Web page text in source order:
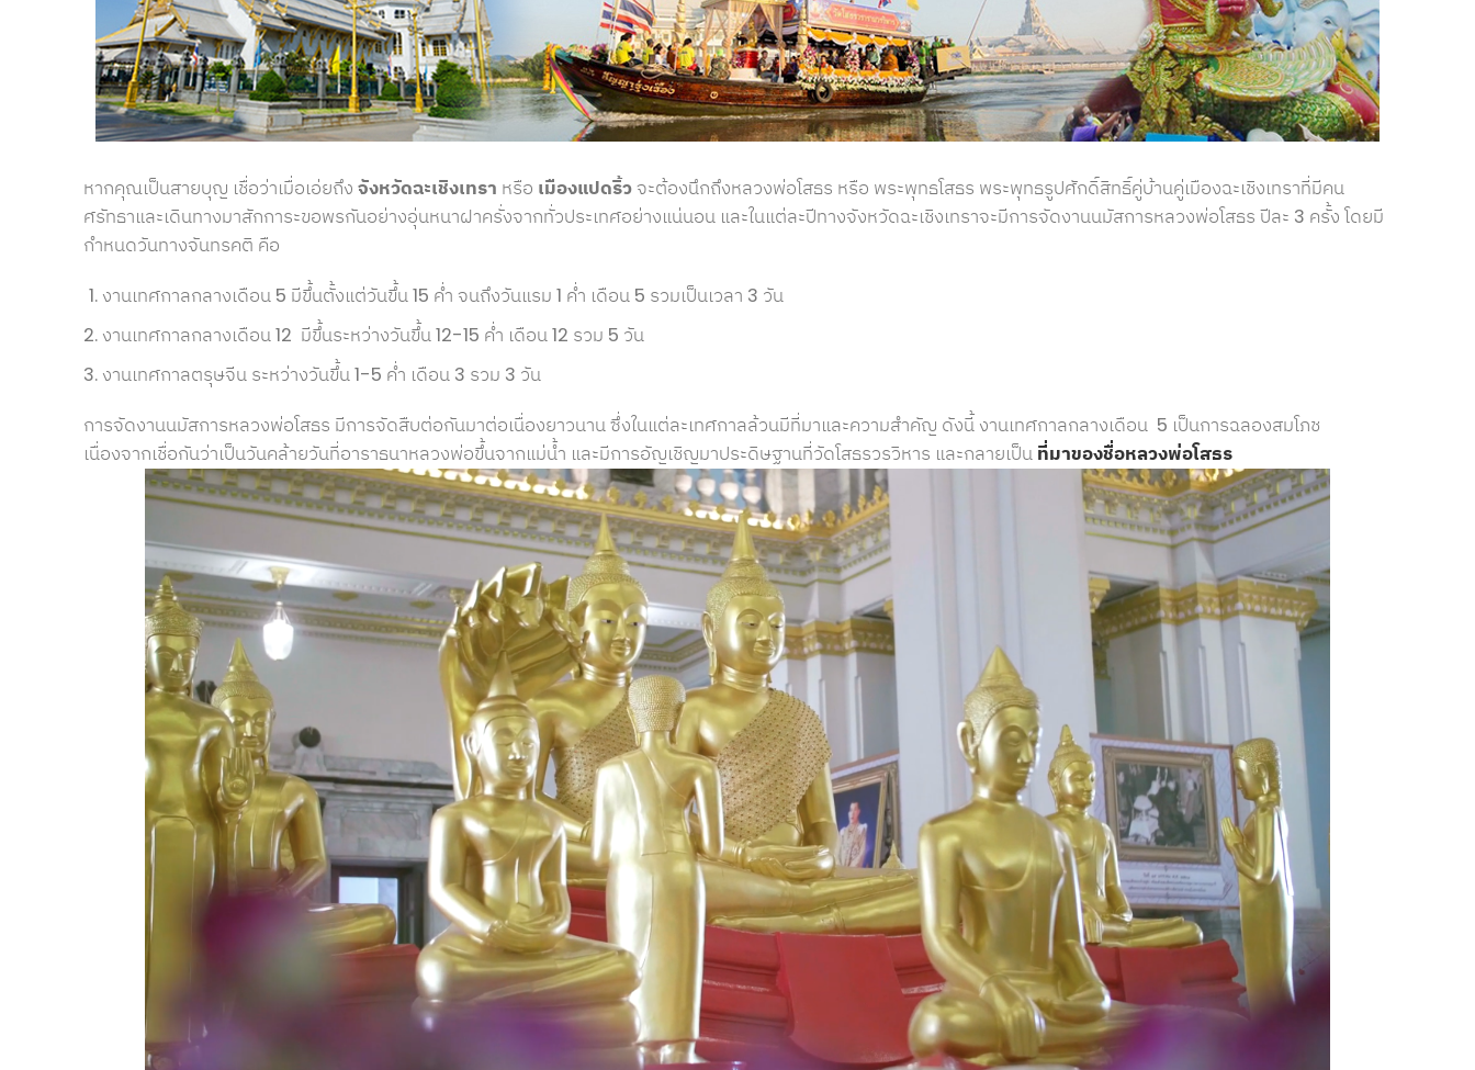
หากคุณเป็นสายบุญ เชื่อว่าเมื่อเอ่ยถึง จังหวัดฉะเชิงเทรา หรือ เมืองแปดริ้วจะต้องนึกถึงหลวงพ่อโสธร หรือ พระพุทธโสธร พระพุทธรูปศักดิ์สิทธิ์คู่บ้านคู่เมืองฉะเชิงเทราที่มีคน
ศรัทธาและเดินทางมาสักการะขอพรกันอย่างอุ่นหนาฝาครั่งจากทั่วประเทศอย่างแน่นอน และในแต่ละปีทางจังหวัดฉะเชิงเทราจะมีการจัดงานนมัสการหลวงพ่อโสธร ปีละ 3 ครั้ง โดยมี
กำหนดวันทางจันทรคติ คือ
งานเทศกาลกลางเดือน 5 มีขึ้นตั้งแต่วันขึ้น 15 ค่ำ จนถึงวันแรม 1 ค่ำ เดือน 5 รวมเป็นเวลา 3 วัน
งานเทศกาลกลางเดือน 12 มีขึ้นระหว่างวันขึ้น 12-15 ค่ำ เดือน 12 รวม 5 วัน
งานเทศกาลตรุษจีน ระหว่างวันขึ้น 1-5 ค่ำ เดือน 3 รวม 3 วัน
การจัดงานนมัสการหลวงพ่อโสธร มีการจัดสืบต่อกันมาต่อเนื่องยาวนาน ซึ่งในแต่ละเทศกาลล้วนมีที่มาและความสำคัญ ดังนี้ งานเทศกาลกลางเดือน 5 เป็นการฉลองสมโภช
เนื่องจากเชื่อกันว่าเป็นวันคล้ายวันที่อาราธนาหลวงพ่อขึ้นจากแม่น้ำ และมีการอัญเชิญมาประดิษฐานที่วัดโสธรวรวิหาร และกลายเป็น ที่มาของชื่อหลวงพ่อโสธร